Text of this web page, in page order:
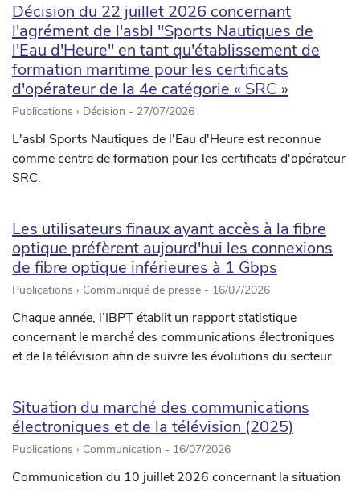
Décision du 22 juillet 2026 concernant
l'agrément de l'asbl "Sports Nautiques de
l'Eau d'Heure" en tant qu'établissement de
formation maritime pour les certificats
d'opérateur de la 4e catégorie « SRC »
Publications › Décision - 27/07/2026
L'asbl Sports Nautiques de l'Eau d'Heure est reconnue
comme centre de formation pour les certificats d'opérateur
SRC.
Les utilisateurs finaux ayant accès à la fibre
optique préfèrent aujourd'hui les connexions
de fibre optique inférieures à 1 Gbps
Publications › Communiqué de presse - 16/07/2026
Chaque année, l’IBPT établit un rapport statistique
concernant le marché des communications électroniques
et de la télévision afin de suivre les évolutions du secteur.
Situation du marché des communications
électroniques et de la télévision (2025)
Publications › Communication - 16/07/2026
Communication du 10 juillet 2026 concernant la situation